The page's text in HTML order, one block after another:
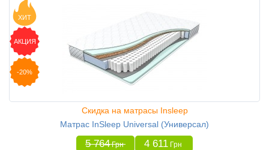
ХИТ
АКЦИЯ
-20%
Скидка на матрасы Insleep
Матрас InSleep Universal (Универсал)
5 764 Грн 4 611 Грн